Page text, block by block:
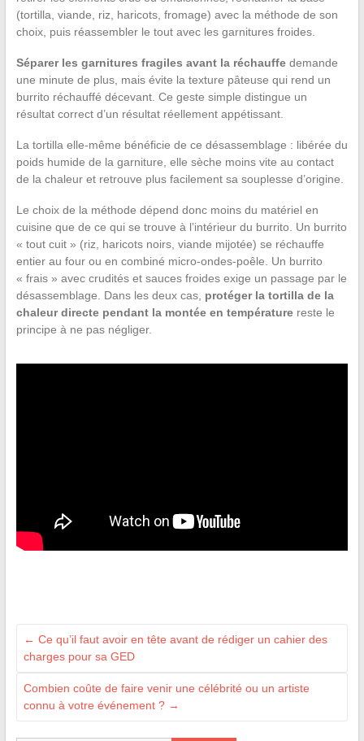
(tortilla, viande, riz, haricots, fromage) avec la méthode de son
choix, puis réassembler le tout avec les garnitures froides.
Séparer les garnitures fragiles avant la réchauffedemande
une minute de plus, mais évite la texture pâteuse qui rend un
burrito réchauffé décevant. Ce geste simple distingue un
résultat correct d’un résultat réellement appétissant.
La tortilla elle-même bénéficie de ce désassemblage : libérée du
poids humide de la garniture, elle sèche moins vite au contact
de la chaleur et retrouve plus facilement sa souplesse d’origine.
Le choix de la méthode dépend donc moins du matériel en
cuisine que de ce qui se trouve à l’intérieur du burrito. Un burrito
« tout cuit » (riz, haricots noirs, viande mijotée) se réchauffe
entier au four ou en combiné micro-ondes-poêle. Un burrito
« frais » avec crudités et sauces froides exige un passage par le
désassemblage. Dans les deux cas, protéger la tortilla de la
chaleur directe pendant la montée en températurereste le
principe à ne pas négliger.
← Ce qu’il faut avoir en tête avant de rédiger un cahier des
charges pour sa GED
Combien coûte de faire venir une célébrité ou un artiste
connu à votre événement ? →